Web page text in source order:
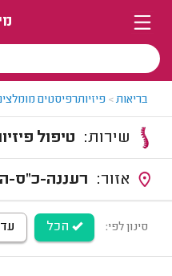
בריאות> פיזיותרפיסטים
טיפול
רעננה-כ"ס-
סינון לפי: הכל